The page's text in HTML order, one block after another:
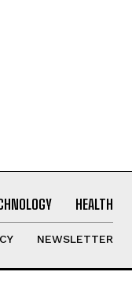
HEALTH
NEWSLETTER